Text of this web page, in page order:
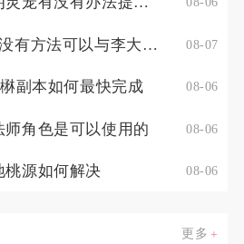
影之刃3游戏中有没有方法可以与李大娘见面 08-07
副本如何最快完成 08-06
角色是可以使用的 08-06
桃源如何解决 08-06
更多